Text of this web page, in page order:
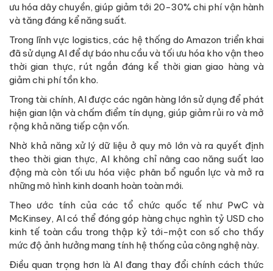
ưu hóa dây chuyền, giúp giảm tới 20-30% chi phí vận hành
và tăng đáng kể năng suất.
Trong lĩnh vực logistics, các hệ thống do Amazon triển khai
đã sử dụng AI để dự báo nhu cầu và tối ưu hóa kho vận theo
thời gian thực, rút ngắn đáng kể thời gian giao hàng và
giảm chi phí tồn kho.
Trong tài chính, AI được các ngân hàng lớn sử dụng để phát
hiện gian lận và chấm điểm tín dụng, giúp giảm rủi ro và mở
rộng khả năng tiếp cận vốn.
Nhờ khả năng xử lý dữ liệu ở quy mô lớn và ra quyết định
theo thời gian thực, AI không chỉ nâng cao năng suất lao
động mà còn tối ưu hóa việc phân bổ nguồn lực và mở ra
những mô hình kinh doanh hoàn toàn mới.
Theo ước tính của các tổ chức quốc tế như PwC và
McKinsey, AI có thể đóng góp hàng chục nghìn tỷ USD cho
kinh tế toàn cầu trong thập kỷ tới-một con số cho thấy
mức độ ảnh hưởng mang tính hệ thống của công nghệ này.
Điều quan trọng hơn là AI đang thay đổi chính cách thức